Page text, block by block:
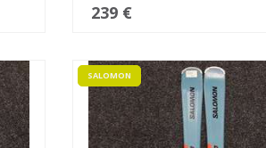
239 €
SALOMON